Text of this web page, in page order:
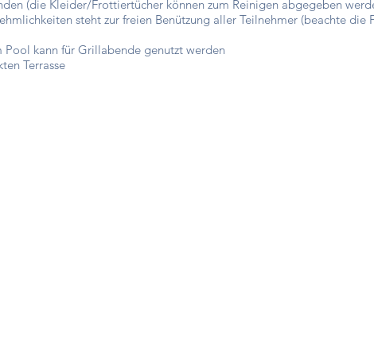
(die Kleider/Frottiertücher können zum Reinigen abgegeben
steht zur freien Benützung aller Teilnehmer (beachte
Pool kann für Grillabende genutzt werden
Terrasse